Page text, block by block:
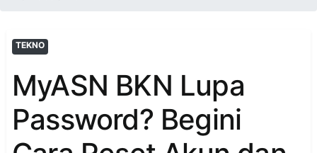
TEKNO
MyASN BKN Lupa
Password? Begini